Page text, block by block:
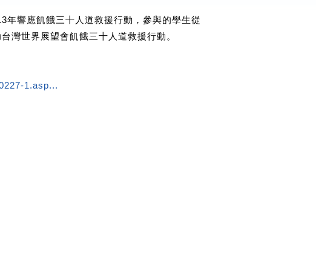
年響應飢餓三十人道救援行動，參與的學生從
灣世界展望會飢餓三十人道救援行動。
1.asp...